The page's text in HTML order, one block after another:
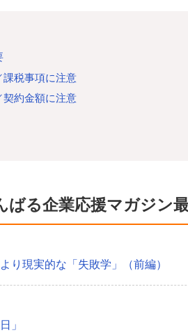
課税事項に注意
契約金額に注意
ばる企業応援マガジン
り現実的な「失敗学」（前編）
」